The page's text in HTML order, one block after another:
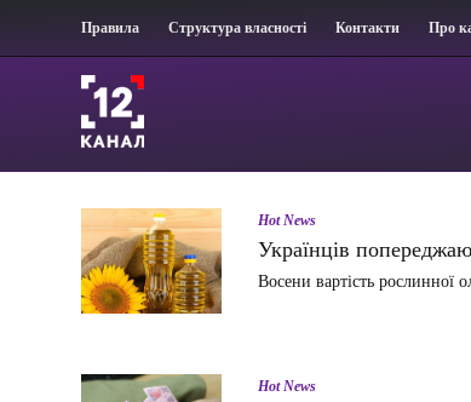
Правила Структура власності Контакти Про
Hot News
Українців
Восени вартість рослинної
Hot News